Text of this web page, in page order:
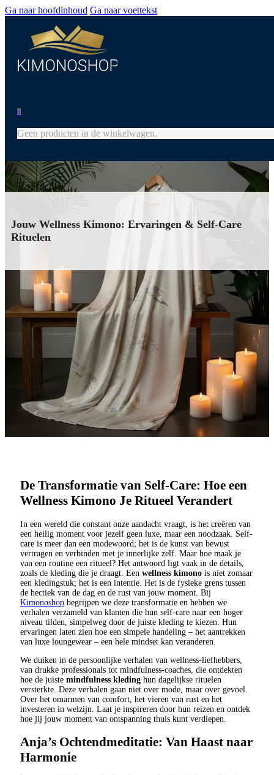
Ga naar hoofdinhoud Ga naar voettekst
0
Geen producten in de winkelwagen.
Jouw Wellness Kimono: Ervaringen & Self-Care
Rituelen
De Transformatie van Self-Care: Hoe een
Wellness Kimono Je Ritueel Verandert
In een wereld die constant onze aandacht vraagt, is het creëren van
een heilig moment voor jezelf geen luxe, maar een noodzaak. Self-
care is meer dan een modewoord; het is de kunst van bewust
vertragen en verbinden met je innerlijke zelf. Maar hoe maak je
van een routine een ritueel? Het antwoord ligt vaak in de details,
zoals de kleding die je draagt. Een wellness kimono is niet zomaar
een kledingstuk; het is een intentie. Het is de fysieke grens tussen
de hectiek van de dag en de rust van jouw moment. Bij
Kimonoshop begrijpen we deze transformatie en hebben we
verhalen verzameld van klanten die hun self-care naar een hoger
niveau tilden, simpelweg door de juiste kleding te kiezen. Hun
ervaringen laten zien hoe een simpele handeling – het aantrekken
van luxe loungewear – een hele mindset kan veranderen.
We duiken in de persoonlijke verhalen van wellness-liefhebbers,
van drukke professionals tot mindfulness-coaches, die ontdekten
hoe de juiste mindfulness kleding hun dagelijkse rituelen
versterkte. Deze verhalen gaan niet over mode, maar over gevoel.
Over het omarmen van comfort, het vieren van rust en het
investeren in welzijn. Laat je inspireren door hun reizen en ontdek
hoe jij jouw moment van ontspanning thuis kunt verdiepen.
Anja’s Ochtendmeditatie: Van Haast naar
Harmonie